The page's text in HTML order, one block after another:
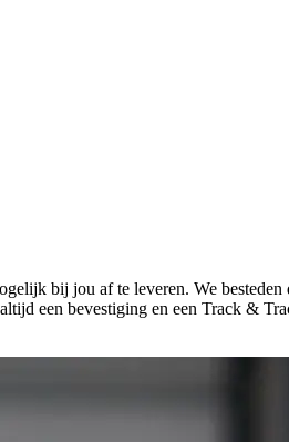
bij jou af te leveren. We
een bevestiging en een Track &